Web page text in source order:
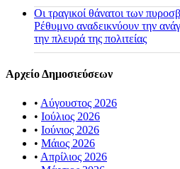
Οι τραγικοί θάνατοι των
Ρέθυμνο αναδεικνύουν την
την πλευρά της πολιτείας
Αρχείο Δημοσιεύσεων
• Αύγουστος 2026
• Ιούλιος 2026
• Ιούνιος 2026
• Μάιος 2026
• Απρίλιος 2026